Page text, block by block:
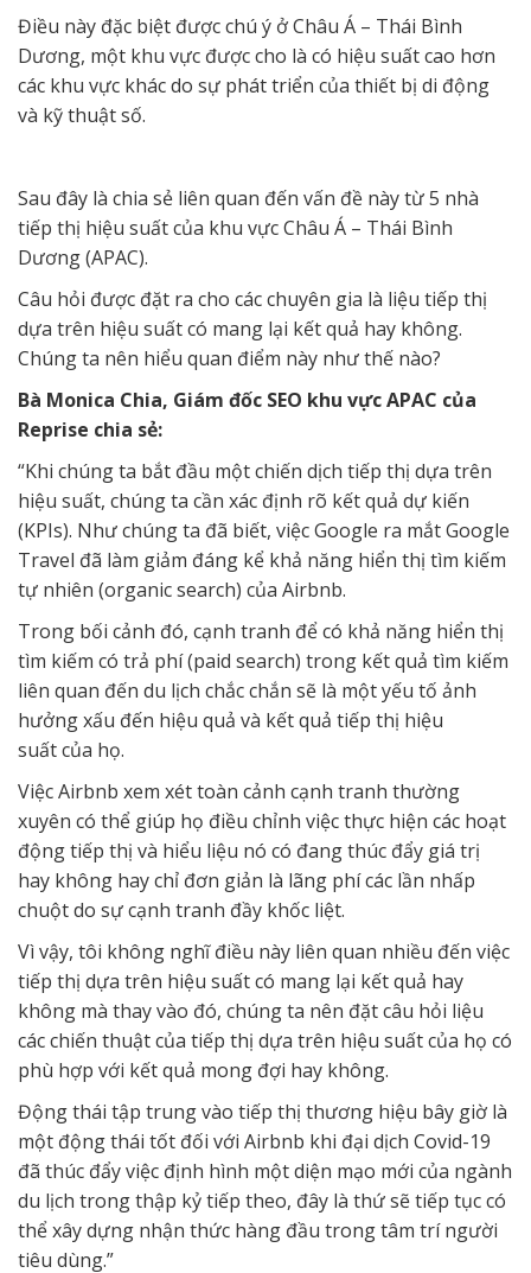
Điều này đặc biệt được chú ý ở Châu Á – Thái Bình
Dương, một khu vực được cho là có hiệu suất cao hơn
các khu vực khác do sự phát triển của thiết bị di động
và kỹ thuật số.
Sau đây là chia sẻ liên quan đến vấn đề này từ 5 nhà
tiếp thị hiệu suất của khu vực Châu Á – Thái Bình
Dương (APAC).
Câu hỏi được đặt ra cho các chuyên gia là liệu tiếp thị
dựa trên hiệu suất có mang lại kết quả hay không.
Chúng ta nên hiểu quan điểm này như thế nào?
Bà Monica Chia, Giám đốc SEO khu vực APAC của
Reprise chia sẻ:
“Khi chúng ta bắt đầu một chiến dịch tiếp thị dựa trên
hiệu suất, chúng ta cần xác định rõ kết quả dự kiến
(KPIs). Như chúng ta đã biết, việc Google ra mắt Google
Travel đã làm giảm đáng kể khả năng hiển thị tìm kiếm
tự nhiên (organic search) của Airbnb.
Trong bối cảnh đó, cạnh tranh để có khả năng hiển thị
tìm kiếm có trả phí (paid search) trong kết quả tìm kiếm
liên quan đến du lịch chắc chắn sẽ là một yếu tố ảnh
hưởng xấu đến hiệu quả và kết quả tiếp thị hiệu
suất của họ.
Việc Airbnb xem xét toàn cảnh cạnh tranh thường
xuyên có thể giúp họ điều chỉnh việc thực hiện các hoạt
động tiếp thị và hiểu liệu nó có đang thúc đẩy giá trị
hay không hay chỉ đơn giản là lãng phí các lần nhấp
chuột do sự cạnh tranh đầy khốc liệt.
Vì vậy, tôi không nghĩ điều này liên quan nhiều đến việc
tiếp thị dựa trên hiệu suất có mang lại kết quả hay
không mà thay vào đó, chúng ta nên đặt câu hỏi liệu
các chiến thuật của tiếp thị dựa trên hiệu suất của họ có
phù hợp với kết quả mong đợi hay không.
Động thái tập trung vào tiếp thị thương hiệu bây giờ là
một động thái tốt đối với Airbnb khi đại dịch Covid-19
đã thúc đẩy việc định hình một diện mạo mới của ngành
du lịch trong thập kỷ tiếp theo, đây là thứ sẽ tiếp tục có
thể xây dựng nhận thức hàng đầu trong tâm trí người
tiêu dùng.”